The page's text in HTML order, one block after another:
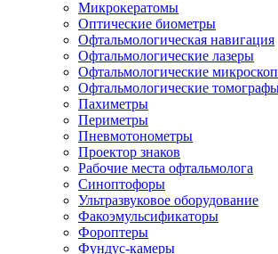
Микрокератомы
Оптические биометры
Офтальмологическая навигация
Офтальмологические лазеры
Офтальмологические
Офтальмологические
Пахиметры
Периметры
Пневмотонометры
Проектор знаков
Рабочие места офтальмолога
Синоптофоры
Ультразвуковое оборудование
Факоэмульсификаторы
Фороптеры
Фундус-камеры